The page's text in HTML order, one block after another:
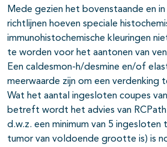
Mede gezien het bovenstaande en
richtlijnen hoeven speciale
immunohistochemische kleuringen
te worden voor het aantonen van
Een caldesmon-h/desmine en/of
meerwaarde zijn om een verdenking
Wat het aantal ingesloten coupes
betreft wordt het advies van
d.w.z. een minimum van 5 ingesloten
tumor van voldoende grootte is) is